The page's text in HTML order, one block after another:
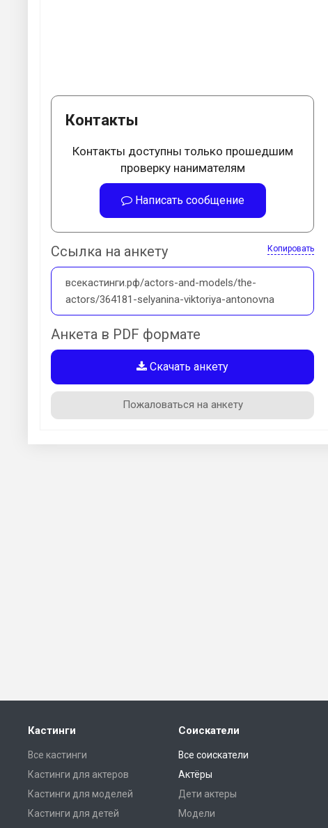
Контакты
Контакты доступны только прошедшим
проверку нанимателям
Написать сообщение
Ссылка на анкету Копировать
всекастинги.рф/actors-and-models/the-
actors/364181-selyanina-viktoriya-antonovna
Анкета в PDF формате
Скачать анкету
Пожаловаться на анкету
Кастинги
Все кастинги
Кастинги для актеров
Кастинги для моделей
Кастинги для детей
Соискатели
Все соискатели
Актёры
Дети актеры
Модели